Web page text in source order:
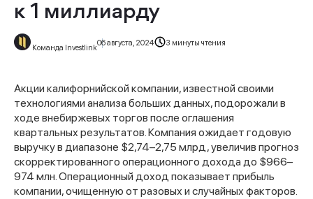
к 1 миллиарду
Команда Investlink
06 августа, 2024 3 минуты чтения
Акции калифорнийской компании, известной своими
технологиями анализа больших данных, подорожали в
ходе внебиржевых торгов после оглашения
квартальных результатов. Компания ожидает годовую
выручку в диапазоне $2,74–2,75 млрд, увеличив прогноз
скорректированного операционного дохода до $966–
974 млн. Операционный доход показывает прибыль
компании, очищенную от разовых и случайных факторов.